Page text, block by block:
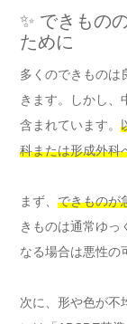
✨ できもの
ために
多くのできものは
きます。しかし、
含まれています。
科または形成外科
まず、 できものが
きものは通常ゆっ
なる場合は悪性の
次に、形や色が不